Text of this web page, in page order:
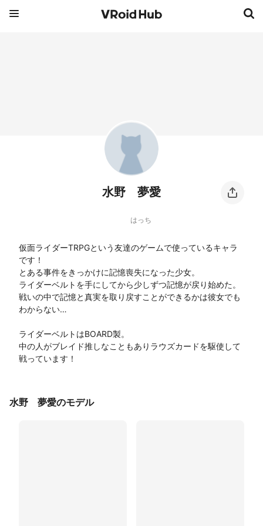
水野 夢愛
はっち
仮面ライダーTRPGという友達のゲームで使っているキャラ
です！
とある事件をきっかけに記憶喪失になった少女。
ライダーベルトを手にしてから少しずつ記憶が戻り始めた。
戦いの中で記憶と真実を取り戻すことができるかは彼女でも
わからない…
ライダーベルトはBOARD製。
中の人がブレイド推しなこともありラウズカードを駆使して
戦っています！
水野 夢愛のモデル